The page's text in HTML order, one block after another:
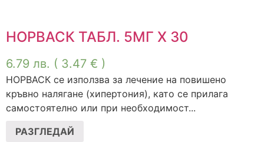
НОРВАСК ТАБЛ. 5МГ Х 30
6.79 лв. ( 3.47 € )
НОРВАСК се използва за лечение на повишено
кръвно налягане (хипертония), като се прилага
самостоятелно или при необходимост...
РАЗГЛЕДАЙ